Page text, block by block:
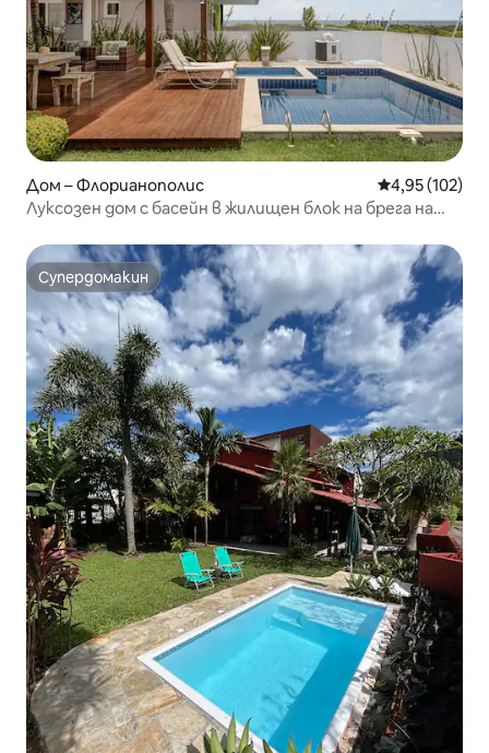
Дом – Флорианополис Средна
4,95 (102)
Луксозен дом с басейн в жилищен блок на брега на
Супердомакин
Супердомакин